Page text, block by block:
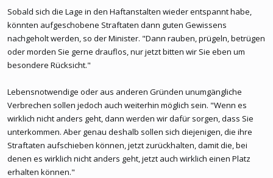
Sobald sich die Lage in den Haftanstalten wieder entspannt habe,
könnten aufgeschobene Straftaten dann guten Gewissens
nachgeholt werden, so der Minister. "Dann rauben, prügeln, betrügen
oder morden Sie gerne drauflos, nur jetzt bitten wir Sie eben um
besondere Rücksicht."
Lebensnotwendige oder aus anderen Gründen unumgängliche
Verbrechen sollen jedoch auch weiterhin möglich sein. "Wenn es
wirklich nicht anders geht, dann werden wir dafür sorgen, dass Sie
unterkommen. Aber genau deshalb sollen sich diejenigen, die ihre
Straftaten aufschieben können, jetzt zurückhalten, damit die, bei
denen es wirklich nicht anders geht, jetzt auch wirklich einen Platz
erhalten können."